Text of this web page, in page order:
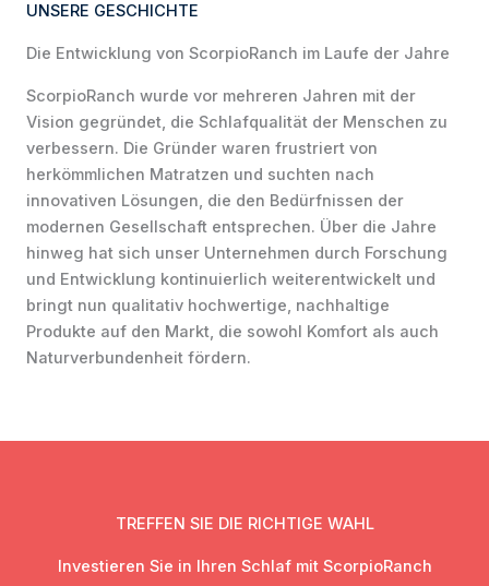
UNSERE GESCHICHTE
Die Entwicklung von ScorpioRanch im Laufe der Jahre
ScorpioRanch wurde vor mehreren Jahren mit der
Vision gegründet, die Schlafqualität der Menschen zu
verbessern. Die Gründer waren frustriert von
herkömmlichen Matratzen und suchten nach
innovativen Lösungen, die den Bedürfnissen der
modernen Gesellschaft entsprechen. Über die Jahre
hinweg hat sich unser Unternehmen durch Forschung
und Entwicklung kontinuierlich weiterentwickelt und
bringt nun qualitativ hochwertige, nachhaltige
Produkte auf den Markt, die sowohl Komfort als auch
Naturverbundenheit fördern.
TREFFEN SIE DIE RICHTIGE WAHL
Investieren Sie in Ihren Schlaf mit ScorpioRanch